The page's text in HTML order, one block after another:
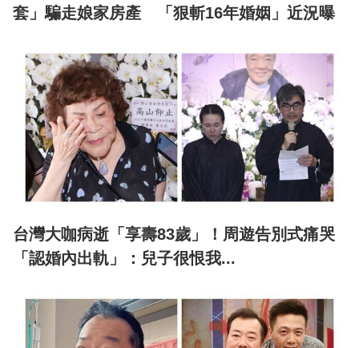
套」騙走娘家房產 「狠斬16年婚姻」近況曝
台灣大咖病逝「享壽83歲」！周遊告別式痛哭
「認婚內出軌」：兒子很恨我...